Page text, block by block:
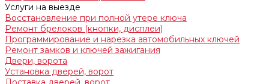
Услуги на выезде
Восстановление при полной утере ключа
Ремонт брелоков (кнопки, дисплеи)
Программирование и нарезка автомобильных ключей
Ремонт замков и ключей зажигания
Двери, ворота
Установка дверей, ворот